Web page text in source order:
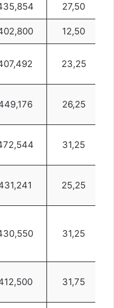
27,50
12,50
23,25
26,25
31,25
25,25
31,25
31,75